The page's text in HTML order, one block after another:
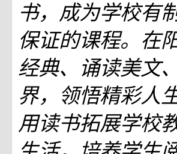
书，成为学校有
保证的课程。在
经典、诵读美文
界，领悟精彩人
用读书拓展学校